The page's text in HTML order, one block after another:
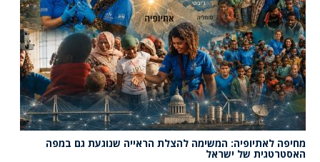
מחיפה לאתיופיה: המשימה להצלת הראייה שנוגעת גם במפה
האסטרטגית של ישראל